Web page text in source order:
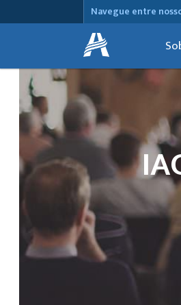
Navegue entre